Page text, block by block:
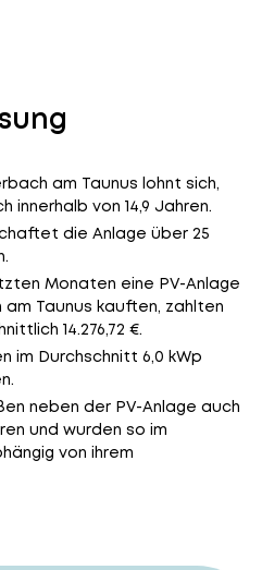
am Taunus lohnt sich,
innerhalb von 14,9 Jahren.
die Anlage über 25
Monaten eine PV-Anlage
Taunus kauften, zahlten
14.276,72 €.
im Durchschnitt 6,0 kWp
neben der PV-Anlage auch
und wurden so im
von ihrem